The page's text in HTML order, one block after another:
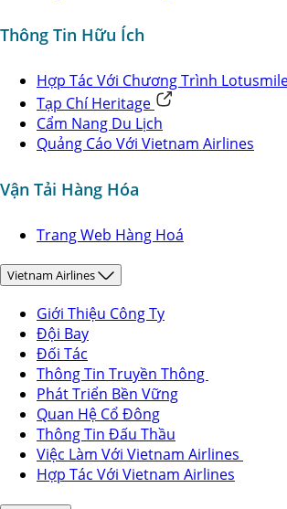
Thông Tin Hữu Ích
Hợp Tác Với Chương Trình
Tạp Chí Heritage
Cẩm Nang Du Lịch
Quảng Cáo Với Vietnam Airlines
Vận Tải Hàng Hóa
Trang Web Hàng Hoá
Vietnam Airlines
Giới Thiệu Công Ty
Đội Bay
Đối Tác
Thông Tin Truyền Thông
Phát Triển Bền Vững
Quan Hệ Cổ Đông
Thông Tin Đấu Thầu
Việc Làm Với Vietnam Airlines
Hợp Tác Với Vietnam Airlines